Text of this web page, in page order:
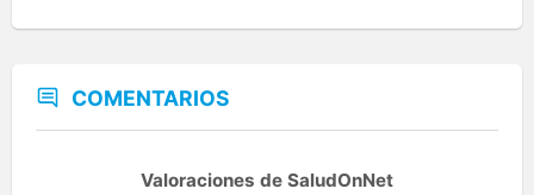
COMENTARIOS
Valoraciones de SaludOnNet